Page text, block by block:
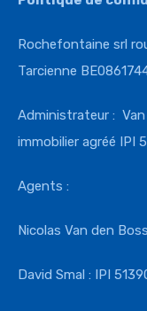
Rochefontaine srl
Tarcienne
Administrateur :
immobilier agréé IPI
Agents :
Nicolas Van den
David Smal : IPI